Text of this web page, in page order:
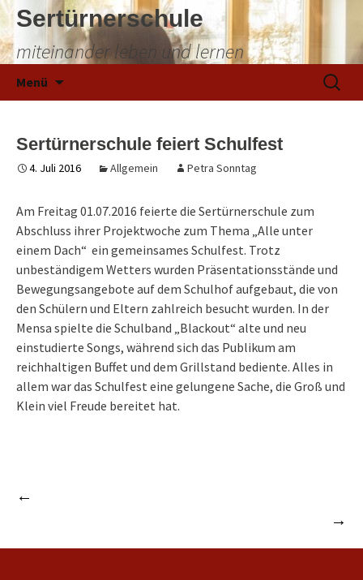
Sertürnerschule
miteinander leben und lernen
Menü
Suchen
nach:
Sertürnerschule feiert Schulfest
4. Juli 2016 Allgemein Petra Sonntag
Am Freitag 01.07.2016 feierte die Sertürnerschule zum
Abschluss ihrer Projektwoche zum Thema „Alle unter
einem Dach“ ein gemeinsames Schulfest. Trotz
unbeständigem Wetters wurden Präsentationsstände und
Bewegungsangebote auf dem Schulhof aufgebaut, die von
den Schülern und Eltern zahlreich besucht wurden. In der
Mensa spielte die Schulband „Blackout“ alte und neu
einstudierte Songs, während sich das Publikum am
reichhaltigen Buffet und dem Grillstand bediente. Alles in
allem war das Schulfest eine gelungene Sache, die Groß und
Klein viel Freude bereitet hat.
Beitrags-
Navigation
←
→